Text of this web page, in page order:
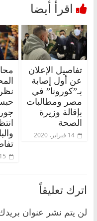
تفاصيل الإعلان
عن أول إصابة
بـ”كورونا” في
مصر ومطالبات
بإقالة وزيرة
الصحة
14 فبراير، 2020
15 فبراير، 2020
اترك تعليقاً
لن يتم نشر عنوان بريدك